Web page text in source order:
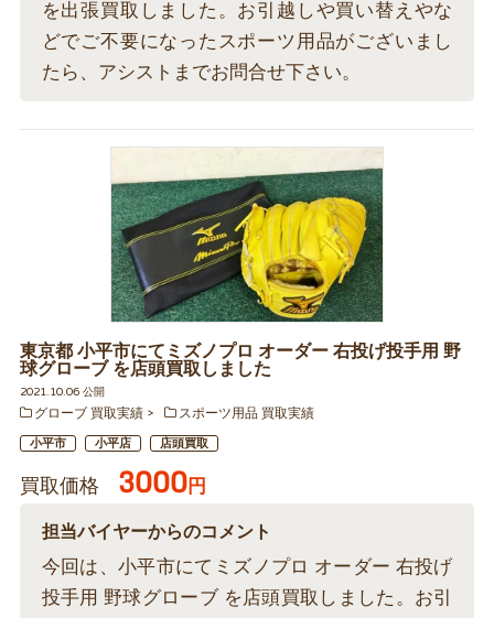
を出張買取しました。お引越しや買い替えやな
どでご不要になったスポーツ用品がございまし
たら、アシストまでお問合せ下さい。
東京都 小平市にてミズノプロ オーダー 右投げ投手用 野
球グローブ を店頭買取しました
2021.10.06 公開
グローブ 買取実績
スポーツ用品 買取実績
小平市 小平店 店頭買取
買取価格 3000円
担当バイヤーからのコメント
今回は、小平市にてミズノプロ オーダー 右投げ
投手用 野球グローブ を店頭買取しました。お引